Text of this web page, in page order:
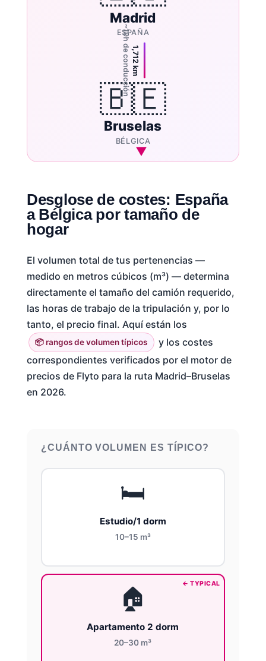
Madrid
ESPAÑA
1,712 km
~19h de conducción
🇧🇪
Bruselas
BÉLGICA
Desglose de costes: España
a Bélgica por tamaño de
hogar
El volumen total de tus pertenencias —
medido en metros cúbicos (m³) — determina
directamente el tamaño del camión requerido,
las horas de trabajo de la tripulación y, por lo
tanto, el precio final. Aquí están los
📦 rangos de volumen típicos
y los costes
correspondientes verificados por el motor de
precios de Flyto para la ruta Madrid–Bruselas
en 2026.
¿CUÁNTO VOLUMEN ES TÍPICO?
🛏️
Estudio/1 dorm
10–15 m³
🏠
Apartamento 2 dorm
20–30 m³